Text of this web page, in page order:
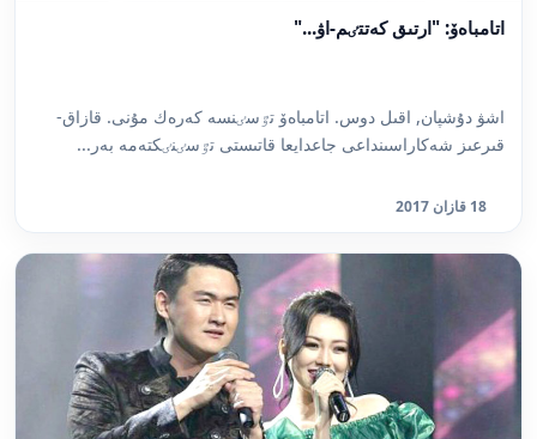
اتامباەۆ: "ارتىق كەتتٸم-اۋ..."
اشۋ دۇشپان, اقىل دوس. اتامباەۆ تٷسٸنسە كەرەك مۇنى. قازاق-
قىرعىز شەكاراسىنداعى جاعدايعا قاتىستى تٷسٸنٸكتەمە بەر...
18 قازان 2017